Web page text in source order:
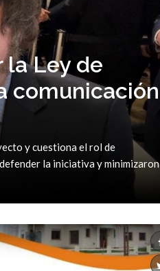
la Ley de
comunicación
y cuestiona el rol de
la iniciativa y minimizaron